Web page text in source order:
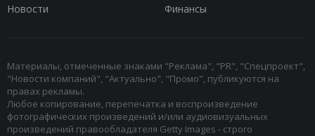
Новости
Финансы
Материалы, отмеченные знаками "Реклама", "PR", "Спецпроект",
"Новости компаний", "Актуально", "Промо", публикуются на
правах рекламы.
Любое копирование, перепечатка и воспроизведение
фотографических произведений и/или аудиовизуальных
произведений правообладателя Getty Images - строго